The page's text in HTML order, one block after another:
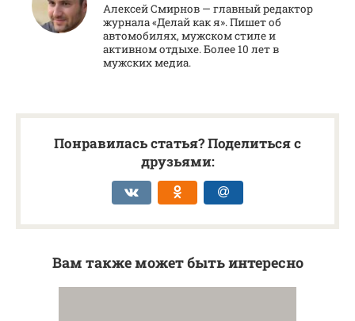
Алексей Смирнов — главный редактор
журнала «Делай как я». Пишет об
автомобилях, мужском стиле и
активном отдыхе. Более 10 лет в
мужских медиа.
Понравилась статья? Поделиться с
друзьями:
Вам также может быть интересно